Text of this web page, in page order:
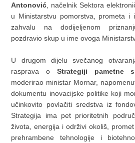
Antonović, načelnik Sektora
u Ministarstvu pomorstva, prometa i
zahvalu na dodijeljenom
pozdravio skup u ime ovoga
U drugom dijelu svečanog
rasprava o Strategiji pametne
moderirao ministar Mornar,
dokumentu inovacijske politike koji
učinkovito povlačiti sredstva iz
Strategija ima pet prioritetnih
života, energija i održivi okoliš,
prehrambene tehnologije i